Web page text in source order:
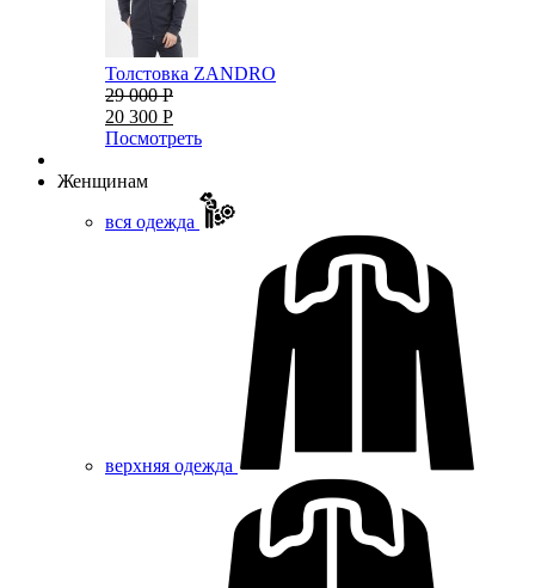
Толстовка ZANDRO
29 000 Р
20 300 Р
Посмотреть
Женщинам
вся одежда
верхняя одежда